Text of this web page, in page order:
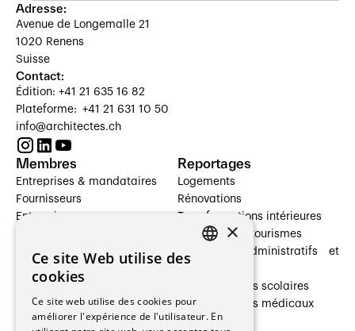
Adresse:
Avenue de Longemalle 21
1020 Renens
Suisse
Contact:
Édition: +41 21 635 16 82
Plateforme: +41 21 631 10 50
info@architectes.ch
Membres
Entreprises & mandataires
Fournisseurs
Entreprises
Architectes paysagistes
Architectes d'intérieur
Entreprises générales
Ingénieurs et mandataires
Reportages
Logements
Rénovations
Transformations intérieures
Hôtelleries et tourismes
Bâtiments administratifs et
Établissements scolaires
Établissements médicaux
Villas
×
Ce site Web utilise des
cookies
Ce site web utilise des cookies pour
améliorer l'expérience de l'utilisateur. En